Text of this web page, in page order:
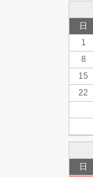
日
1
8
15
22
日